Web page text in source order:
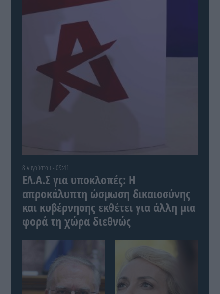
8 Αυγούστου - 09:41
ΕΛ.Α.Σ για υποκλοπές: Η
απροκάλυπτη ώσμωση δικαιοσύνης
και κυβέρνησης εκθέτει για άλλη μια
φορά τη χώρα διεθνώς